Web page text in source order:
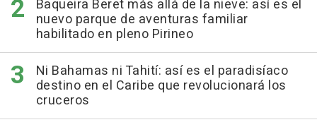
Baqueira Beret más allá de la nieve: así es el
nuevo parque de aventuras familiar
habilitado en pleno Pirineo
Ni Bahamas ni Tahití: así es el paradisíaco
destino en el Caribe que revolucionará los
cruceros